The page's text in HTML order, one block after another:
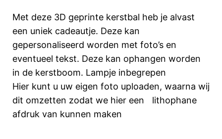
Met deze 3D geprinte kerstbal heb je alvast
een uniek cadeautje. Deze kan
gepersonaliseerd worden met foto’s en
eventueel tekst. Deze kan ophangen worden
in de kerstboom. Lampje inbegrepen
Hier kunt u uw eigen foto uploaden, waarna wij
dit omzetten zodat we hier een lithophane
afdruk van kunnen maken